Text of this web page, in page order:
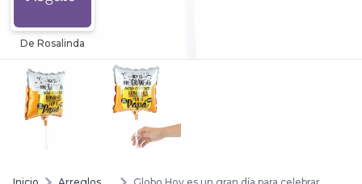
De Rosalinda